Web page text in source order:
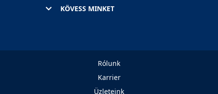
KÖVESS MINKET
Rólunk
Karrier
Üzleteink